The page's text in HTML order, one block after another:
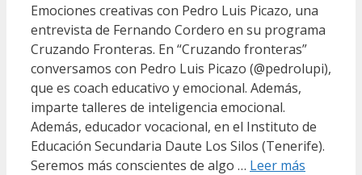
Emociones creativas con Pedro Luis Picazo, una
entrevista de Fernando Cordero en su programa
Cruzando Fronteras. En “Cruzando fronteras”
conversamos con Pedro Luis Picazo (@pedrolupi),
que es coach educativo y emocional. Además,
imparte talleres de inteligencia emocional.
Además, educador vocacional, en el Instituto de
Educación Secundaria Daute Los Silos (Tenerife).
Seremos más conscientes de algo … Leer más